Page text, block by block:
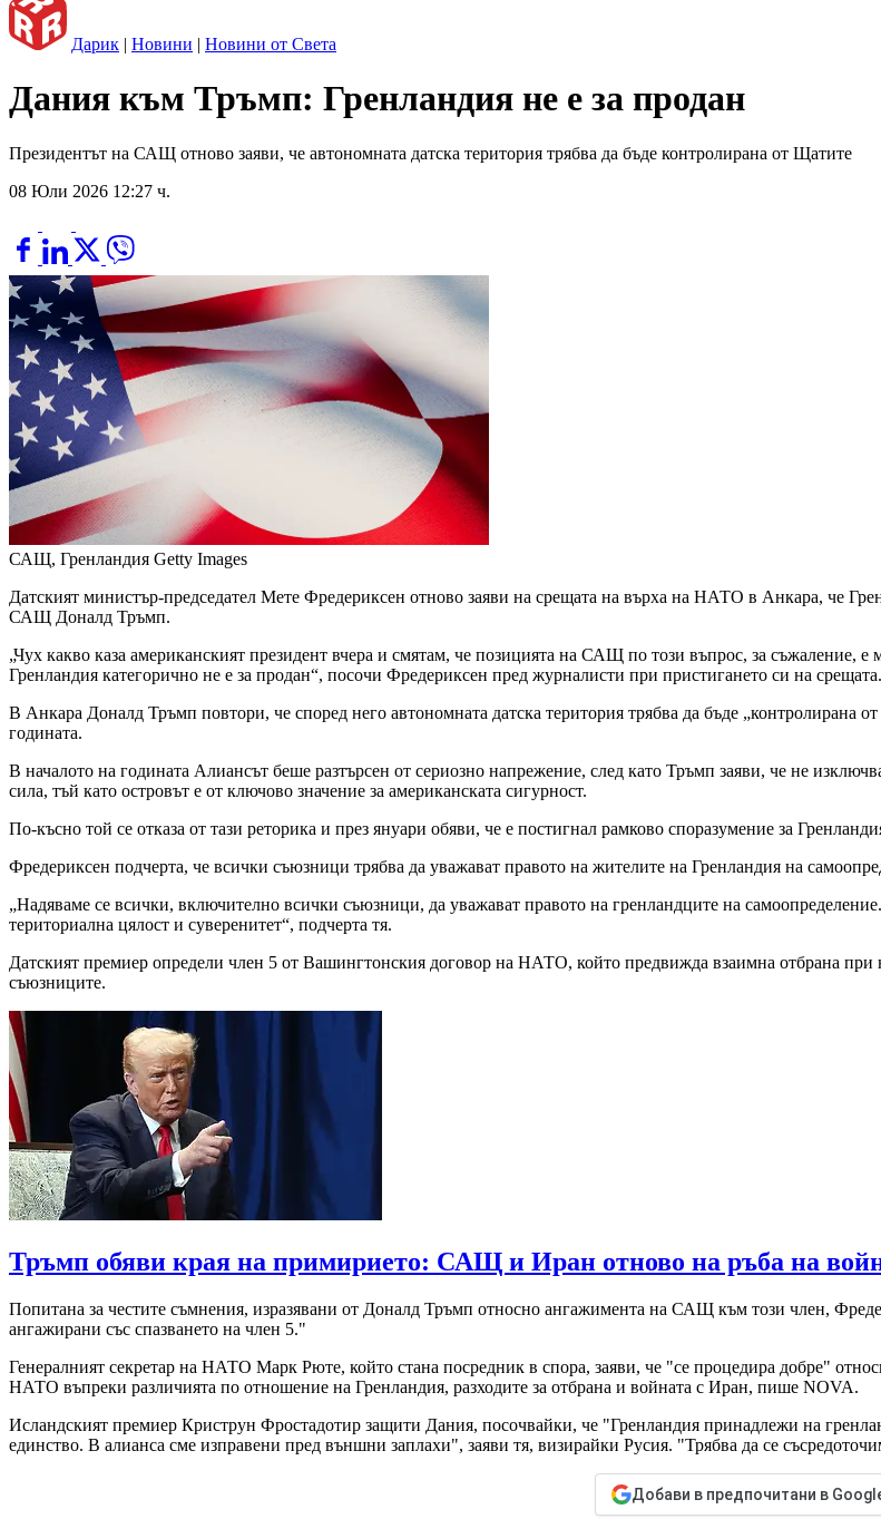
Дарик | Новини | Новини от Света
Дания към Тръмп: Гренландия не е за продан
Президентът на САЩ отново заяви, че автономната датска територия трябва да бъде контролирана от Щатите
08 Юли 2026 12:27 ч.
САЩ, Гренландия Getty Images
Датският министър-председател Мете Фредериксен отново заяви на срещата на върха на НАТО в Анкара, че
САЩ Доналд Тръмп.
„Чух какво каза американският президент вчера и смятам, че позицията на САЩ по този въпрос, за съжаление,
Гренландия категорично не е за продан“, посочи Фредериксен пред журналисти при пристигането си на срещата.
В Анкара Доналд Тръмп повтори, че според него автономната датска територия трябва да бъде „контролирана
годината.
В началото на годината Алиансът беше разтърсен от сериозно напрежение, след като Тръмп заяви, че не
сила, тъй като островът е от ключово значение за американската сигурност.
По-късно той се отказа от тази реторика и през януари обяви, че е постигнал рамково споразумение за
Фредериксен подчерта, че всички съюзници трябва да уважават правото на жителите на Гренландия на
„Надяваме се всички, включително всички съюзници, да уважават правото на гренландците на
териториална цялост и суверенитет“, подчерта тя.
Датският премиер определи член 5 от Вашингтонския договор на НАТО, който предвижда взаимна отбрана при
съюзниците.
Тръмп обяви края на примирието: САЩ и Иран отново на ръба на
Попитана за честите съмнения, изразявани от Доналд Тръмп относно ангажимента на САЩ към този член,
ангажирани със спазването на член 5."
Генералният секретар на НАТО Марк Рюте, който стана посредник в спора, заяви, че "се процедира добре"
НАТО въпреки различията по отношение на Гренландия, разходите за отбрана и войната с Иран, пише NOVA.
Исландският премиер Криструн Фростадотир защити Дания, посочвайки, че "Гренландия принадлежи на
единство. В алианса сме изправени пред външни заплахи", заяви тя, визирайки Русия. "Трябва да се
Добави в предпочитани в